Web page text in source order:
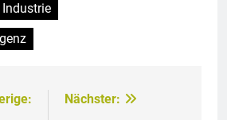
Industrie
Nächster: